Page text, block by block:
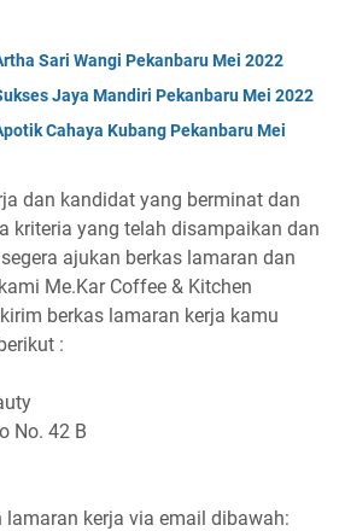
Sari Wangi Pekanbaru Mei 2022
Jaya Mandiri Pekanbaru Mei 2022
Cahaya Kubang Pekanbaru Mei
dan kandidat yang berminat dan
kriteria yang telah disampaikan dan
ajukan berkas lamaran dan
Me.Kar Coffee & Kitchen
berkas lamaran kerja kamu
:
No. 42 B
kerja via email dibawah: